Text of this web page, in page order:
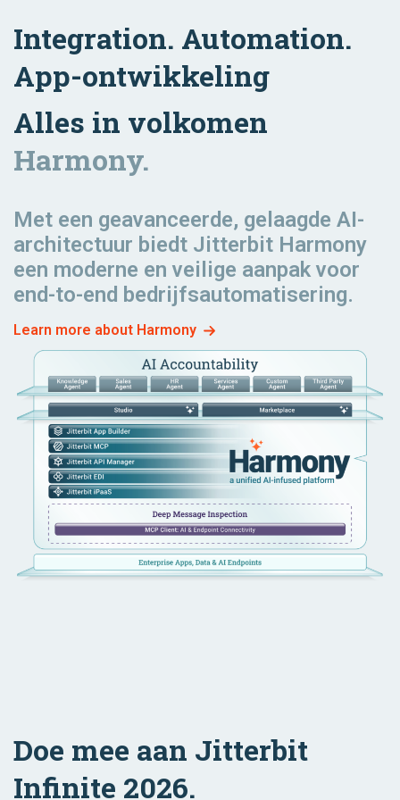
Fulfillment
Integration. Automation.
App-ontwikkeling
Alles in volkomen
Harmony.
Met een geavanceerde, gelaagde AI-
architectuur biedt Jitterbit Harmony
een moderne en veilige aanpak voor
end-to-end bedrijfsautomatisering.
Learn more about Harmony
Doe mee aan Jitterbit
Infinite 2026.